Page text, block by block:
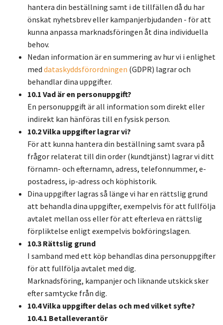
hantera din beställning samt i de tillfällen då du har
önskat nyhetsbrev eller kampanjerbjudanden - för att
kunna anpassa marknadsföringen åt dina individuella
behov.
Nedan information är en summering av hur vi i enlighet
med dataskyddsförordningen (GDPR) lagrar och
behandlar dina uppgifter.
10.1 Vad är en personuppgift?
En personuppgift är all information som direkt eller
indirekt kan hänföras till en fysisk person.
10.2 Vilka uppgifter lagrar vi?
För att kunna hantera din beställning samt svara på
frågor relaterat till din order (kundtjänst) lagrar vi ditt
förnamn- och efternamn, adress, telefonnummer, e-
postadress, ip-adress och köphistorik.
Dina uppgifter lagras så länge vi har en rättslig grund
att behandla dina uppgifter, exempelvis för att fullfölja
avtalet mellan oss eller för att efterleva en rättslig
förpliktelse enligt exempelvis bokföringslagen.
10.3 Rättslig grund
I samband med ett köp behandlas dina personuppgifter
för att fullfölja avtalet med dig.
Marknadsföring, kampanjer och liknande utskick sker
efter samtycke från dig.
10.4 Vilka uppgifter delas och med vilket syfte?
10.4.1 Betalleverantör